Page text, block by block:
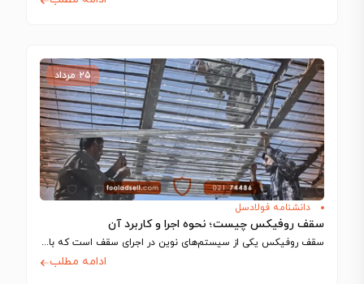
۲۵ مرداد
دانشنامه فولادسل
سقف روفیکس چیست؛ نحوه اجرا و کاربرد آن
سقف روفیکس یکی از سیستم‌های نوین در اجرای سقف است که با استفاده از…
ادامه مطلب